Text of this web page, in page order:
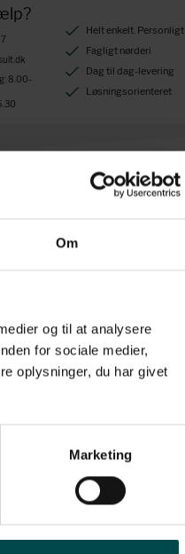
Om
og til at analysere
for sociale medier,
oplysninger, du har givet
Marketing
8.00-
Helt enkelt. Personligt
Fagligt nørderi
Dag til dag-levering
Løsningsorienteret